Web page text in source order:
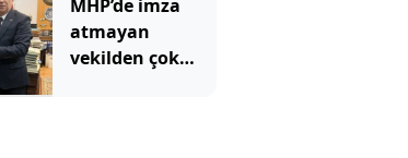
MHP’de imza
atmayan
vekilden çok